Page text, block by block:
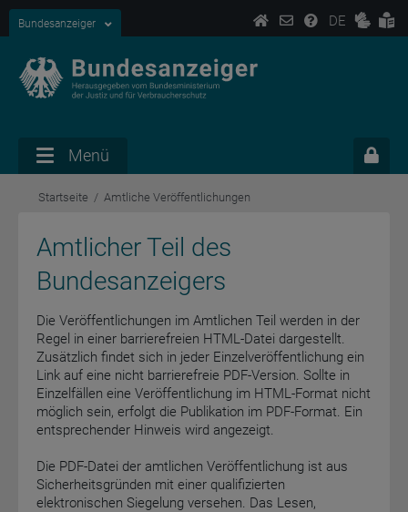
Bundesanzeiger DE
Menü
Startseite Amtliche Veröffentlichungen
Amtlicher Teil des
Bundesanzeigers
Die Veröffentlichungen im Amtlichen Teil werden in der
Regel in einer barrierefreien HTML-Datei dargestellt.
Zusätzlich findet sich in jeder Einzelveröffentlichung ein
Link auf eine nicht barrierefreie PDF-Version. Sollte in
Einzelfällen eine Veröffentlichung im HTML-Format nicht
möglich sein, erfolgt die Publikation im PDF-Format. Ein
entsprechender Hinweis wird angezeigt.
Die PDF-Datei der amtlichen Veröffentlichung ist aus
Sicherheitsgründen mit einer qualifizierten
elektronischen Siegelung versehen. Das Lesen,